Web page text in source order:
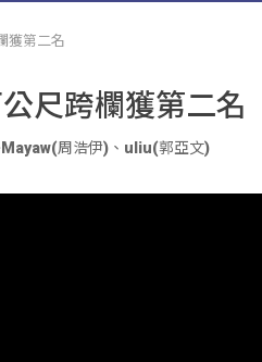
獲第二名
尺跨欄獲第二名
周浩伊) 、 uliu(郭亞文)